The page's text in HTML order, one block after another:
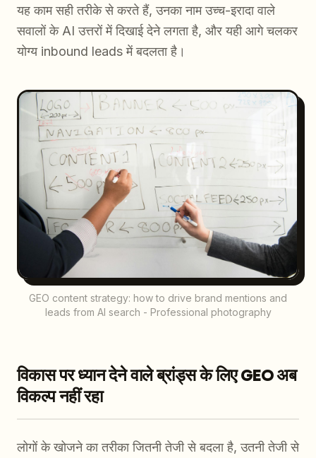
यह काम सही तरीके से करते हैं, उनका नाम उच्च-इरादा वाले
सवालों के AI उत्तरों में दिखाई देने लगता है, और यही आगे चलकर
योग्य inbound leads में बदलता है।
GEO content strategy: how to drive brand mentions and
leads from AI search - Professional photography
विकास पर ध्यान देने वाले ब्रांड्स के लिए GEO अब
विकल्प नहीं रहा
लोगों के खोजने का तरीका जितनी तेजी से बदला है, उतनी तेजी से